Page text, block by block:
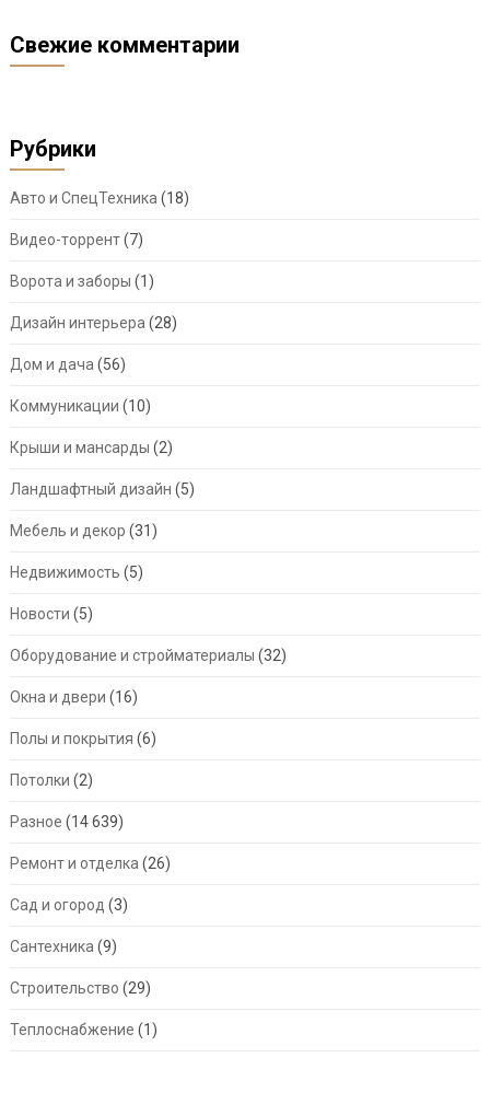
Свежие комментарии
Рубрики
Авто и СпецТехника (18)
Видео-торрент(7)
Ворота и заборы (1)
Дизайн интерьера (28)
Дом и дача (56)
Коммуникации (10)
Крыши и мансарды (2)
Ландшафтный дизайн (5)
Мебель и декор (31)
Недвижимость (5)
Новости (5)
Оборудование и стройматериалы (32)
Окна и двери (16)
Полы и покрытия (6)
Потолки (2)
Разное (14 639)
Ремонт и отделка (26)
Сад и огород (3)
Сантехника (9)
Строительство (29)
Теплоснабжение (1)